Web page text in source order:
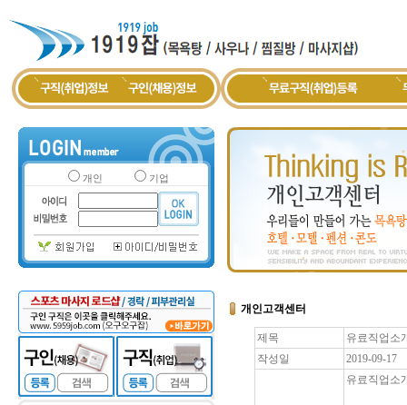
개인 기업
개인고객센터
제목
유료직업소
작성일
2019-09-17
유료직업소